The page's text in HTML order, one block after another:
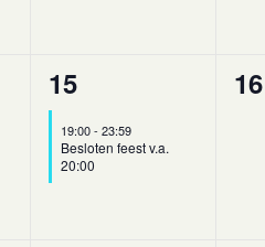
1
evenement,
15
19:00-23:59
Besloten feest v.a.
20:00
0
16